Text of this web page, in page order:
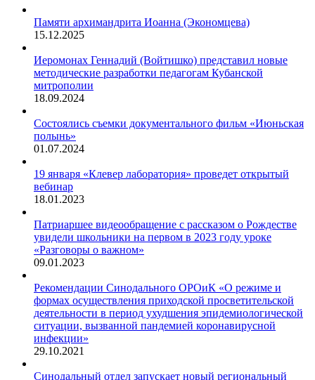
Памяти архимандрита Иоанна (Экономцева)
15.12.2025
Иеромонах Геннадий (Войтишко) представил новые
методические разработки педагогам Кубанской
митрополии
18.09.2024
Состоялись съемки документального фильм «Июньская
полынь»
01.07.2024
19 января «Клевер лаборатория» проведет открытый
вебинар
18.01.2023
Патриаршее видеообращение с рассказом о Рождестве
увидели школьники на первом в 2023 году уроке
«Разговоры о важном»
09.01.2023
Рекомендации Синодального ОРОиК «О режиме и
формах осуществления приходской просветительской
деятельности в период ухудшения эпидемиологической
ситуации, вызванной пандемией коронавирусной
инфекции»
29.10.2021
Синодальный отдел запускает новый региональный